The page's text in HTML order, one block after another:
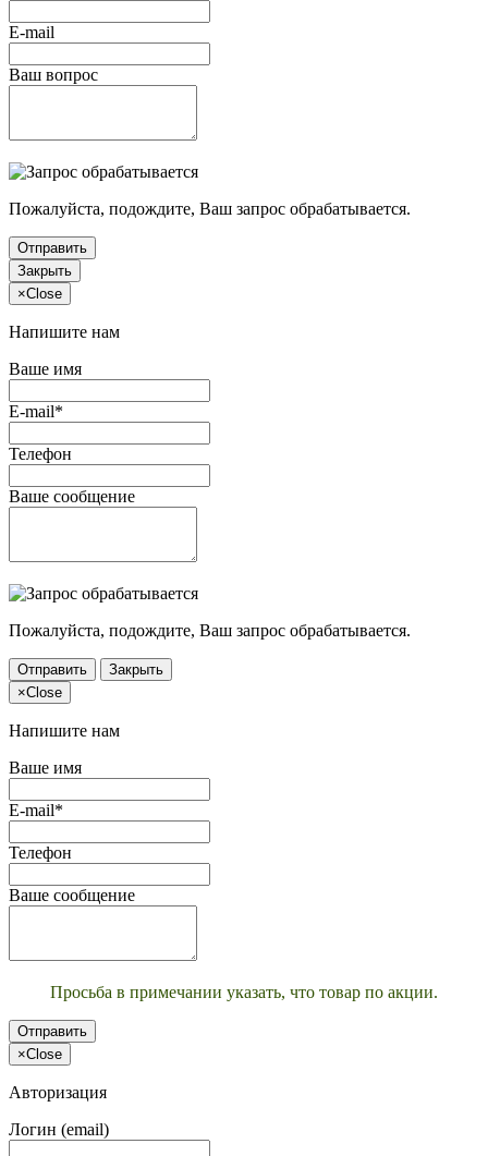
E-mail
Ваш вопрос
Пожалуйста, подождите, Ваш запрос обрабатывается.
Отправить
Закрыть
×Close
Напишите нам
Ваше имя
E-mail*
Телефон
Ваше сообщение
Пожалуйста, подождите, Ваш запрос обрабатывается.
Отправить
Закрыть
×Close
Напишите нам
Ваше имя
E-mail*
Телефон
Ваше сообщение
Просьба в примечании указать, что товар по акции.
Отправить
×Close
Авторизация
Логин (email)